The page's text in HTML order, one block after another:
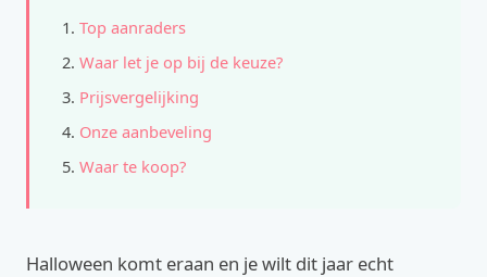
Top aanraders
Waar let je op bij de keuze?
Prijsvergelijking
Onze aanbeveling
Waar te koop?
Halloween komt eraan en je wilt dit jaar echt